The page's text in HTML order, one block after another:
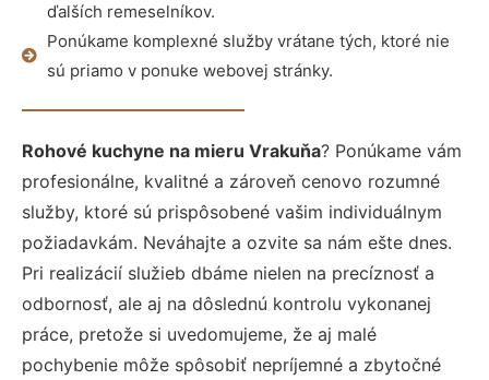
ďalších remeselníkov.
Ponúkame komplexné služby vrátane tých, ktoré nie
sú priamo v ponuke webovej stránky.
Rohové kuchyne na mieru Vrakuňa? Ponúkame vám
profesionálne, kvalitné a zároveň cenovo rozumné
služby, ktoré sú prispôsobené vašim individuálnym
požiadavkám. Neváhajte a ozvite sa nám ešte dnes.
Pri realizácií služieb dbáme nielen na precíznosť a
odbornosť, ale aj na dôslednú kontrolu vykonanej
práce, pretože si uvedomujeme, že aj malé
pochybenie môže spôsobiť nepríjemné a zbytočné